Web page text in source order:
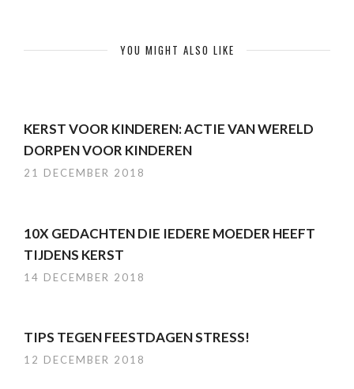
YOU MIGHT ALSO LIKE
KERST VOOR KINDEREN: ACTIE VAN WERELD
DORPEN VOOR KINDEREN
21 DECEMBER 2018
10X GEDACHTEN DIE IEDERE MOEDER HEEFT
TIJDENS KERST
14 DECEMBER 2018
TIPS TEGEN FEESTDAGEN STRESS!
12 DECEMBER 2018